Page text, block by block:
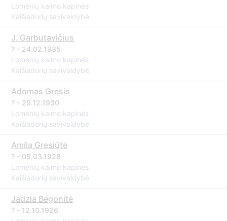
Lomenių kaimo kapinės
Kaišiadorių savivaldybė
J. Garbutavičius
? - 24.02.1935
Lomenių kaimo kapinės
Kaišiadorių savivaldybė
Adomas Gresis
? - 29.12.1930
Lomenių kaimo kapinės
Kaišiadorių savivaldybė
Amila Gresiūtė
? - 05.03.1928
Lomenių kaimo kapinės
Kaišiadorių savivaldybė
Jadzia Begonitė
? - 12.10.1926